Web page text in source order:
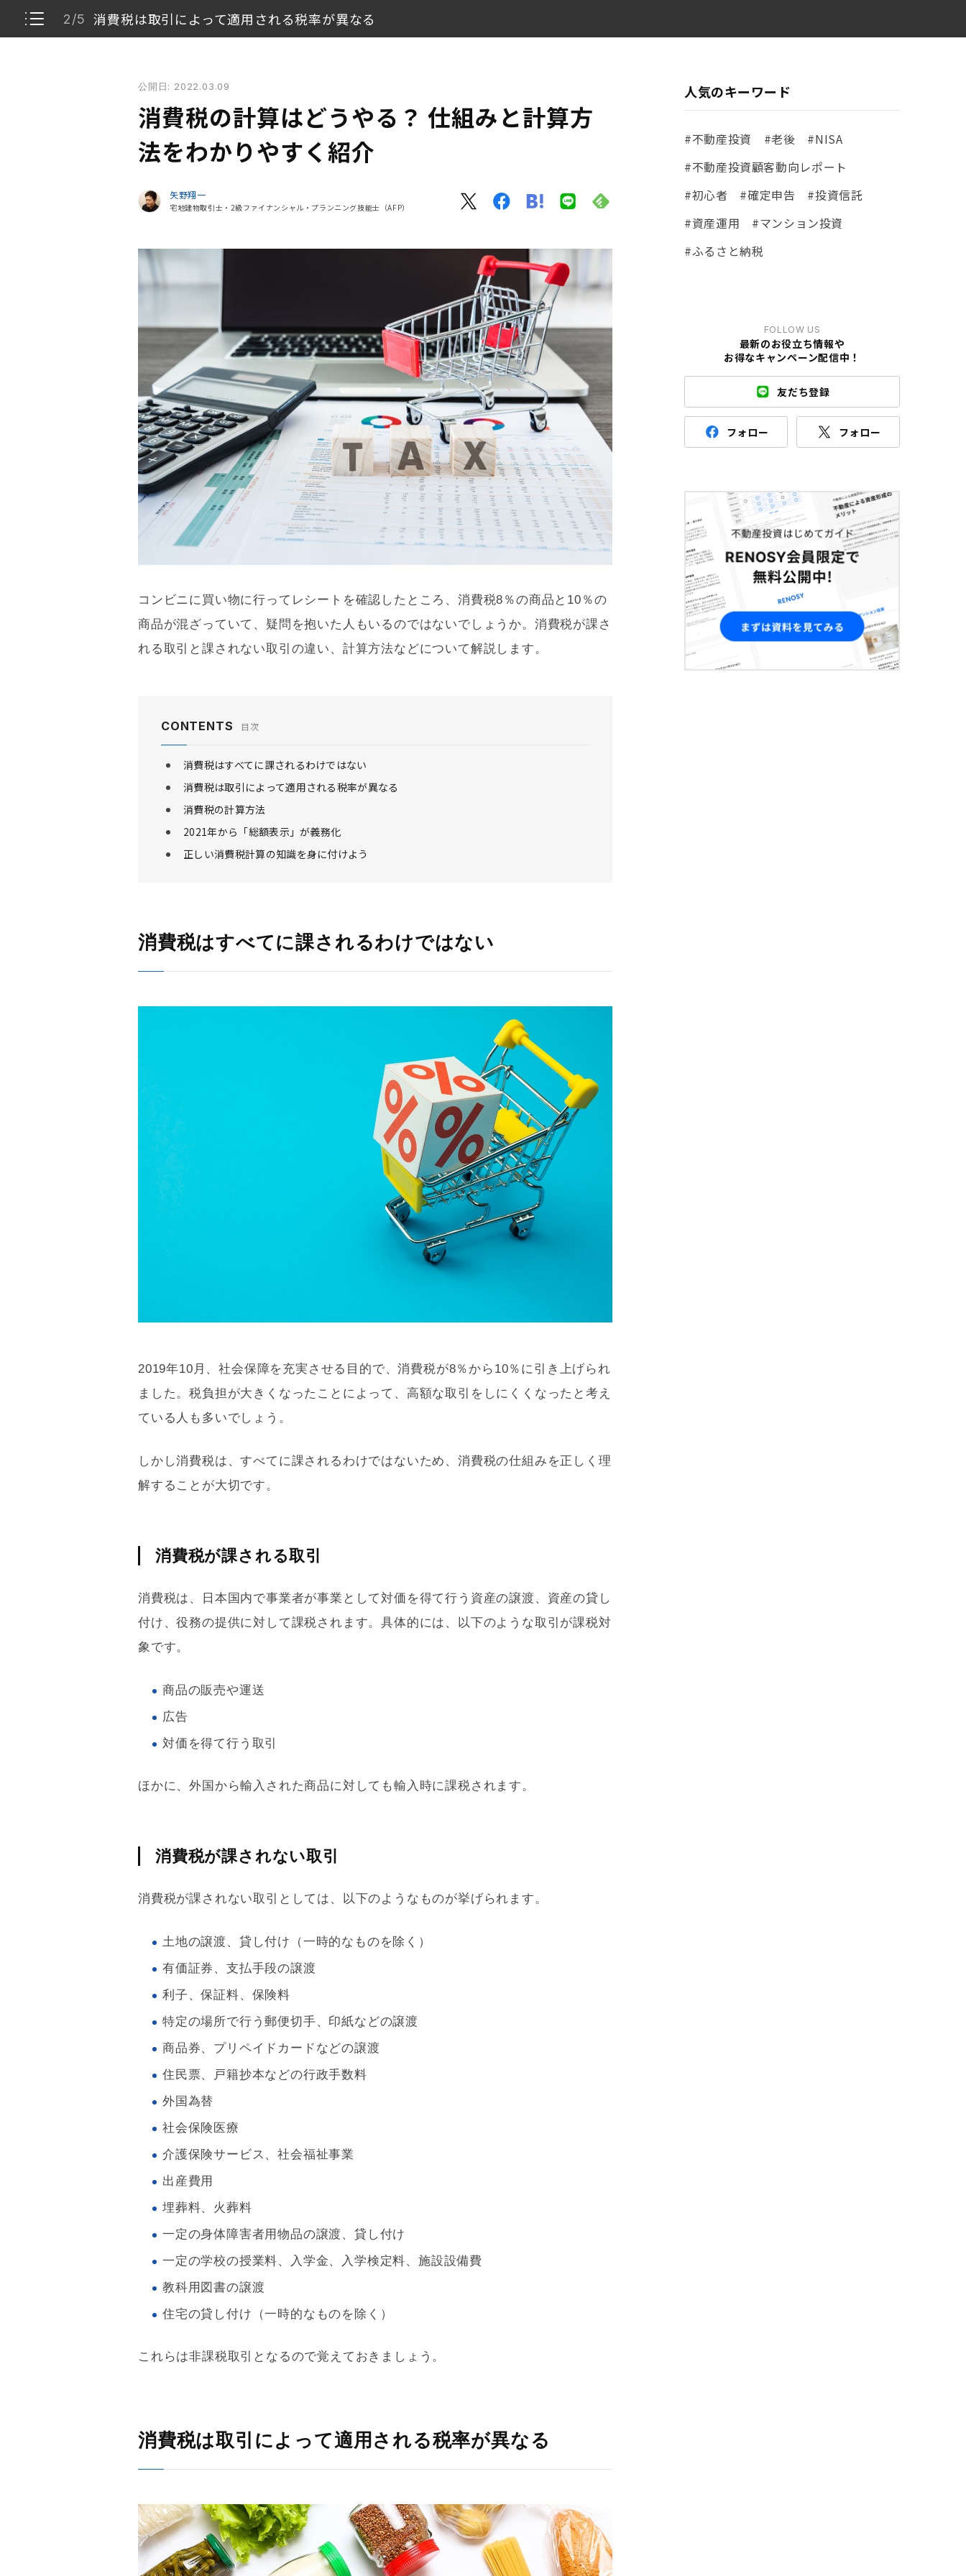
2/5 消費税は取引によって適用される税率が異なる
消費税はすべてに課されるわけではない
消費税は取引によって適用される税率が異なる
2021年から「総額表示」が義務化
正しい消費税計算の知識を身に付けよう
公開日: 2022.03.09
消費税の計算はどうやる？ 仕組みと計算方
法をわかりやすく紹介
矢野翔一
宅地建物取引士・2級ファイナンシャル・プランニング技能士（AFP）
コンビニに買い物に行ってレシートを確認したところ、消費税8％の商品と10％の
商品が混ざっていて、疑問を抱いた人もいるのではないでしょうか。 消費税が課さ
れる取引と課されない取引の違い、計算方法などについて解説します。
CONTENTS 目次
消費税はすべてに課されるわけではない
消費税は取引によって適用される税率が異なる
消費税の計算方法
2021年から「総額表示」が義務化
正しい消費税計算の知識を身に付けよう
消費税はすべてに課されるわけではない
2019年10月、社会保障を充実させる目的で、消費税が8％から10％に引き上げられ
ました。税負担が大きくなったことによって、高額な取引をしにくくなったと考え
ている人も多いでしょう。
しかし消費税は、すべてに課されるわけではないため、消費税の仕組みを正しく理
解することが大切です。
消費税が課される取引
消費税は、日本国内で事業者が事業として対価を得て行う資産の譲渡、資産の貸し
付け、役務の提供に対して課税されます。具体的には、以下のような取引が課税対
象です。
商品の販売や運送
広告
対価を得て行う取引
ほかに、外国から輸入された商品に対しても輸入時に課税されます。
消費税が課されない取引
消費税が課されない取引としては、以下のようなものが挙げられます。
土地の譲渡、貸し付け（一時的なものを除く）
有価証券、支払手段の譲渡
利子、保証料、保険料
特定の場所で行う郵便切手、印紙などの譲渡
商品券、プリペイドカードなどの譲渡
住民票、戸籍抄本などの行政手数料
外国為替
社会保険医療
介護保険サービス、社会福祉事業
出産費用
埋葬料、火葬料
一定の身体障害者用物品の譲渡、貸し付け
一定の学校の授業料、入学金、入学検定料、施設設備費
教科用図書の譲渡
住宅の貸し付け（一時的なものを除く）
これらは非課税取引となるので覚えておきましょう。
消費税は取引によって適用される税率が異なる
人気のキーワード
#不動産投資 #老後
#NISA
#不動産投資顧客動向レポート
#初心者
#確定申告
#投資信託
#資産運用
#マンション投資
#ふるさと納税
FOLLOW US
最新のお役立ち情報や
お得なキャンペーン配信中！
友だち登録
フォロー フォロー